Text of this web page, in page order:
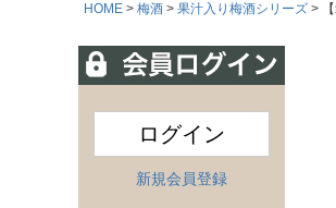
HOME 梅酒 果汁入り梅酒シリーズ
ログイン
新規会員登録